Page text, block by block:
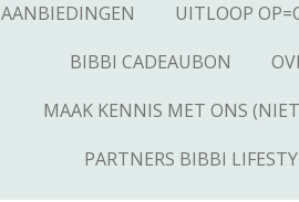
AANBIEDINGEN UITLOOP
BIBBI CADEAUBON
MAAK KENNIS MET ONS
PARTNERS BIBBI